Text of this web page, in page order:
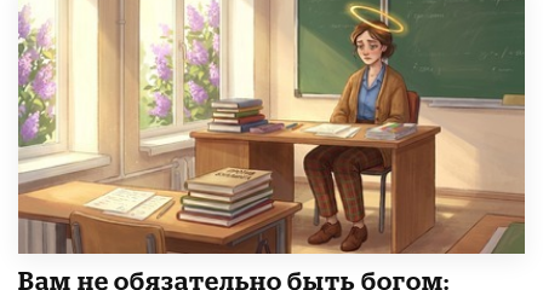
​Вам не обязательно быть богом: